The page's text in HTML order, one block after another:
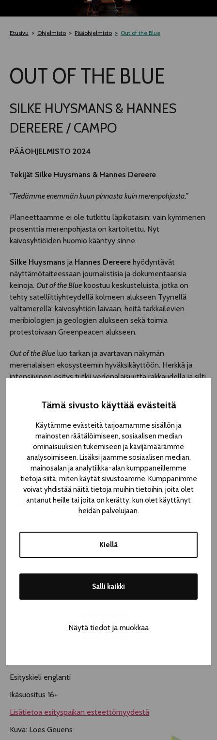
Tämä sivusto käyttää evästeitä
Käytämme evästeitä tarjoamamme sisällön ja
mainosten räätälöimiseen, sosiaalisen median
ominaisuuksien tukemiseen ja kävijämäärämme
analysoimiseen. Lisäksi jaamme sosiaalisen median,
mainosalan ja analytiikka-alan kumppaneillemme
tietoja siitä, miten käytät sivustoamme. Kumppanimme
voivat yhdistää näitä tietoja muihin tietoihin, joita olet
antanut heille tai joita on kerätty, kun olet käyttänyt
heidän palvelujaan.
Kiellä
Salli kaikki
Näytä tiedot ja muokkaa
TELTTALAB
TAPAHTUMIEN YÖ
MUU OHJELMISTO
Etusivu Ohjelmisto Pääohjelmisto Out of the Blue
OUT OF THE BLUE
SILKE HUYSMANS & HANNES
DEREERE / CAMPO
PÄÄOHJELMISTO 2024
Tekijät Silke Huysmans & Hannes Dereere
”Tiedämme enemmän kuun pinnasta kuin merenpohjasta.”
Planeettaamme ei ole tutkittu läpikotaisin: vain kymmenen
prosenttia merenpohjasta on kartoitettu. Nyt
kaivosyhtiöiden huomio kääntyy sinne.
Silke Huysmans ja Hannes Dereere hyödyntävät
näyttämötaiteessaan journalistisia ja dokumentaarisia
keinoja. Out of the Blue koostuu keskusteluista, jotka on
tehty satelliittiyhteydellä kolmeen alukseen Tyynellä
valtamerellä: kaivosyhtiön laivaan, heitä tarkkailevien
meribiologien ja geologien alukseen sekä toimia
protestoivaan Greenpeacen alukseen.
Out of the Blue luo tarkan ja avartavan näkymän
merenalaisen ekosysteemin hyväksikäyttöön. Herkkä ja
intensiivinen esitys tutkii vedenalaisuutta rakkaudella ja silti
Out of the Blue innostaa lukemaan aiheesta lisää
välittömästi.”
Magali Degrande, Het Nieuwsblad
Frenckellinaukio 2
44,00 / 38,00 € Teatterikesä | 48,10 / 42,10 € Lippu.fi
OSTA LIPPU
Esityskieli englanti
Ikäsuositus 16+
Lisätietoa esityspaikan esteettömyydestä
Kuva: Loes Geuens